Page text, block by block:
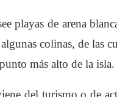
playas de arena
colinas, de las
más alto de la isla.
del turismo o de